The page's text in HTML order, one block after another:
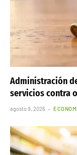
Administración
servicios contra
agosto 9, 2026